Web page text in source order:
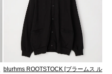
blurhms ROOTSTOCK [ブラームス ル